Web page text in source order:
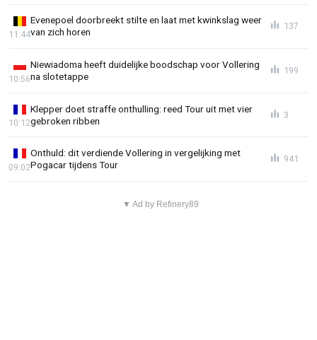
Evenepoel doorbreekt stilte en laat met kwinkslag weer
van zich horen
11:44
137
Niewiadoma heeft duidelijke boodschap voor Vollering
na slotetappe
10:56
199
Klepper doet straffe onthulling: reed Tour uit met vier
gebroken ribben
10:12
3
Onthuld: dit verdiende Vollering in vergelijking met
Pogacar tijdens Tour
09:02
941
▼ Ad by Refinery89